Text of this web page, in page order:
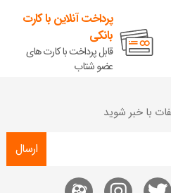
پرداخت آنلاین با کارت
بانکی
قابل پرداخت با کارت های
عضو شتاب
با خبر شوید
ارسال